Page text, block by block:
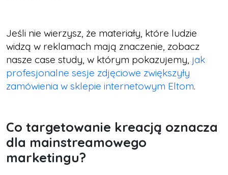
Jeśli nie wierzysz, że materiały, które ludzie
widzą w reklamach mają znaczenie, zobacz
nasze case study, w którym pokazujemy, jak
profesjonalne sesje zdjęciowe zwiększyły
zamówienia w sklepie internetowym Eltom.
Co targetowanie kreacją oznacza
dla mainstreamowego
marketingu?